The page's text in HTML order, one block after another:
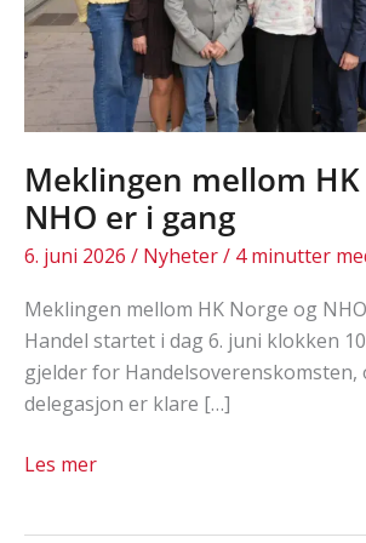
Meklingen mellom
NHO er i gang
6. juni 2026 / Nyheter/ 4 minutter
Meklingen mellom HK Norge og
Handel startet i dag 6. juni klokken
gjelder for Handelsoverenskomsten,
delegasjon er klare […]
Meklingen
Les mer